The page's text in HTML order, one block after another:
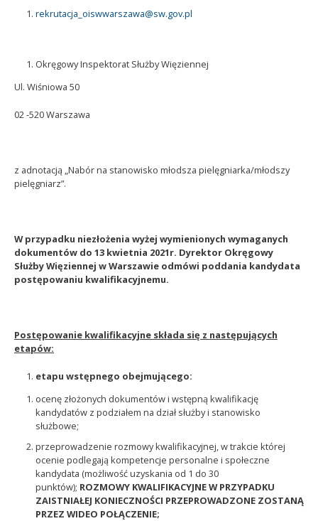
rekrutacja_oiswwarszawa@sw.gov.pl
Okręgowy Inspektorat Służby Więziennej
Ul. Wiśniowa 50
02 -520 Warszawa
z adnotacją „Nabór na stanowisko młodsza pielęgniarka/młodszy
pielęgniarz”.
W przypadku niezłożenia wyżej wymienionych wymaganych
dokumentów do 13 kwietnia 2021r. Dyrektor Okręgowy
Służby Więziennej w Warszawie odmówi poddania kandydata
postępowaniu kwalifikacyjnemu.
Postępowanie kwalifikacyjne składa się z następujących
etapów:
etapu wstępnego obejmującego:
ocenę złożonych dokumentów i wstępną kwalifikację
kandydatów z podziałem na dział służby i stanowisko
służbowe;
przeprowadzenie rozmowy kwalifikacyjnej, w trakcie której
ocenie podlegają kompetencje personalne i społeczne
kandydata (możliwość uzyskania od 1 do 30
punktów); ROZMOWY KWALIFIKACYJNE W PRZYPADKU
ZAISTNIAŁEJ KONIECZNOŚCI PRZEPROWADZONE ZOSTANĄ
PRZEZ WIDEO POŁĄCZENIE;